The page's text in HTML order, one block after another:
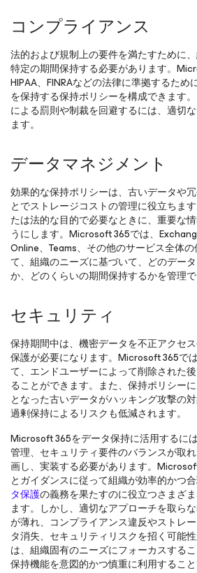
コンプライアンス
法的および規制上の要件を満たすために
特定の期間保持する必要があります。
HIPAA、FINRAなどの法律に準拠するため
を保持する保持ポリシーを構成できます
による罰則や制裁を回避するには、適切
ます。
データマネジメント
効果的な保持ポリシーは、古いデータや
とでストレージコストの管理に役立ちま
たは法的な目的で必要なときに、重要な
うにします。Microsoft 365では、
Online、Teams、その他のサービス全体
て、組織のニーズに基づいて、どのデー
か、どのくらいの期間保持するかを管理で
セキュリティ
保持期間中は、機密データを不正アクセ
保護が必要になります。Microsoft 365で
て、エンドユーザーによって削除された
ることができます。また、保持ポリシー
となった古いデータがハッキング攻撃の
過剰保持によるリスクも低減されます。
Microsoft 365をデータ保持に活用するに
管理、セキュリティ要件のバランスが取
画し、実装する必要があります。
とガイダンスに従って組織が効率的かつ
タ保護の義務を果たすのに役立つさまざ
ます。しかし、適切なアプローチを取ら
が薄れ、コンプライアンス違反やストレ
タ消失、セキュリティリスクを招く可能
は、組織固有のニーズにフォーカスする
保持機能を意図的かつ慎重に利用すること